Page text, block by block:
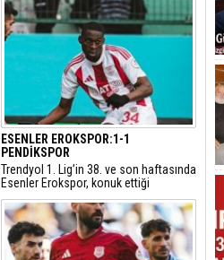
ESENLER EROKSPOR:1-1
PENDİKSPOR
Trendyol 1. Lig’in 38. ve son haftasında
Esenler Erokspor, konuk ettiği
Pendikspor ile 1-1 berabere kaldı.